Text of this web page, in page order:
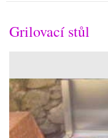
Grilovací stůl